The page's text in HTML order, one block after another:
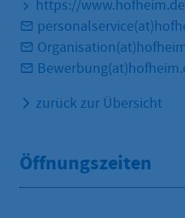
https://www.hofheim.de
zurück zur Übersicht
Öffnungszeiten